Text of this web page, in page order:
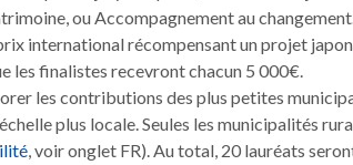
ou Accompagnement au
international récompensant un projet
les finalistes recevront chacun 5 000€.
les contributions des plus petites
plus locale. Seules les municipalités
, voir onglet FR). Au total, 20 lauréats